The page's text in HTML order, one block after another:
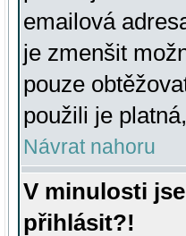
emailová
je zmenšit
pouze
použili je
Návrat nahoru
V minulosti
přihlásit?!